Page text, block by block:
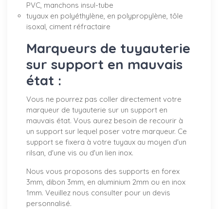
PVC, manchons insul-tube
tuyaux en polyéthylène, en polypropylène, tôle
isoxal, ciment réfractaire
Marqueurs de tuyauterie
sur support en mauvais
état :
Vous ne pourrez pas coller directement votre
marqueur de tuyauterie sur un support en
mauvais état. Vous aurez besoin de recourir à
un support sur lequel poser votre marqueur. Ce
support se fixera à votre tuyaux au moyen d'un
rilsan, d'une vis ou d'un lien inox.
Nous vous proposons des supports en forex
3mm, dibon 3mm, en aluminium 2mm ou en inox
1mm. Veuillez nous consulter pour un devis
personnalisé.